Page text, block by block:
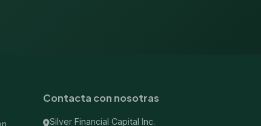
Contacta con nosotras
Silver Financial Capital Inc.